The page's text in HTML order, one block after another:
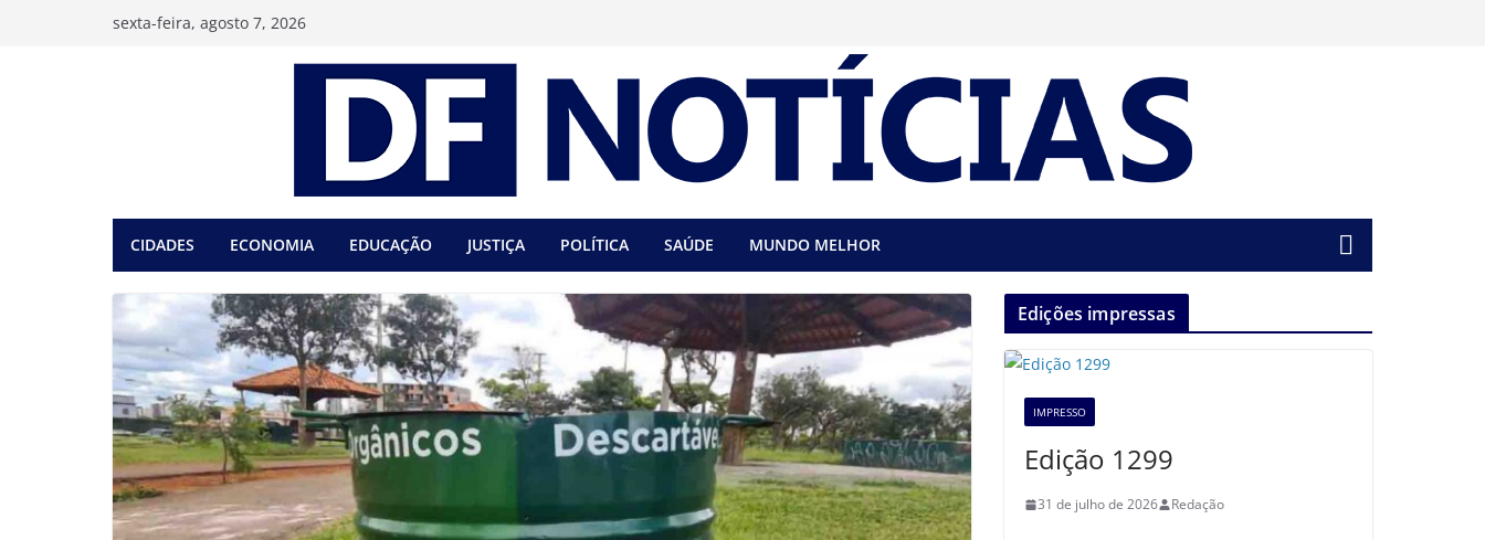
sexta-feira, agosto 7, 2026
CIDADES ECONOMIA EDUCAÇÃO JUSTIÇA POLÍTICA SAÚDE MUNDO MELHOR
Edições impressas
IMPRESSO
Edição 1299
31 de julho de 2026 Redação